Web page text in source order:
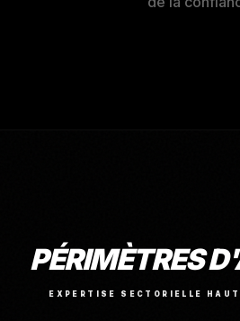
PÉRIMÈTRES
EXPERTISE SECTORIELLE